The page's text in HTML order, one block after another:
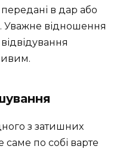
передані в дар або
Уважне відношення
з затишних
саме по собі варте